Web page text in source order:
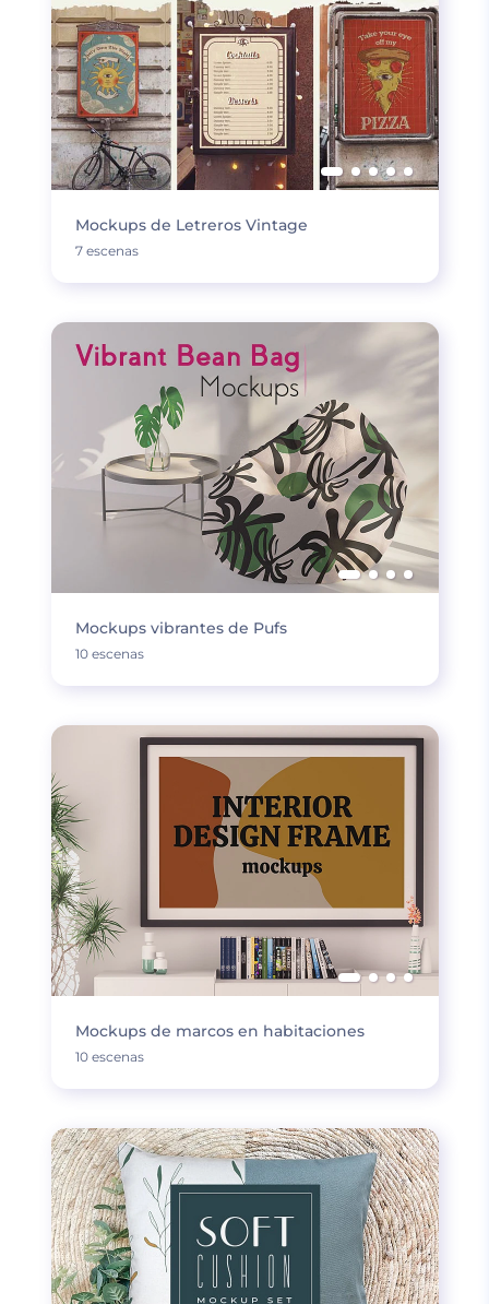
Mockups de Letreros Vintage
7 escenas
Mockups vibrantes de Pufs
10 escenas
Mockups de marcos en habitaciones
10 escenas